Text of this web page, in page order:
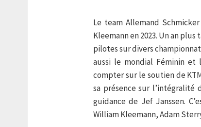
Le team Allemand
Kleemann en 2023. Un an
pilotes sur divers
aussi le mondial Féminin et
compter sur le soutien de
sa présence sur l’intégralité
guidance de Jef Janssen.
William Kleemann, Adam